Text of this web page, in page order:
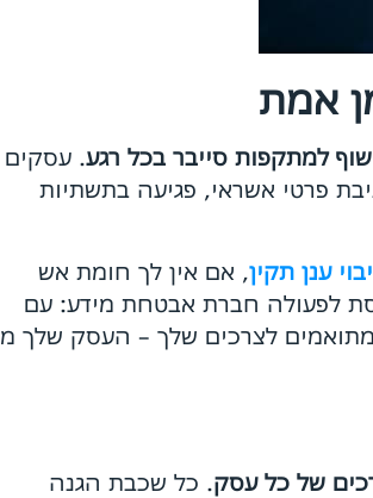
אמת
למתקפות סייבר בכל רגע. עסקים
פרטי אשראי, פגיעה בתשתיות
ענן תקין, אם אין לך חומת אש
לפעולה חברת אבטחת מידע: עם
לצרכים שלך – העסק שלך
של כל עסק. כל שכבת הגנה